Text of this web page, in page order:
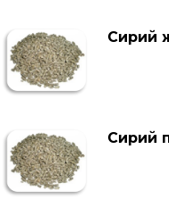
Сирий
Сирий